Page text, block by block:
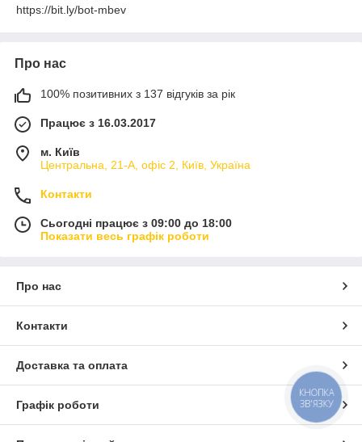
https://bit.ly/bot-mbev
Про нас
100% позитивних з 137 відгуків за рік
Працює з 16.03.2017
м. Київ
Центральна, 21-А, офіс 2, Київ, Україна
Контакти
Сьогодні працює з 09:00 до 18:00
Показати весь графік роботи
Про нас
Контакти
Доставка та оплата
Графік роботи
КНОПКА
ЗВ'ЯЗКУ